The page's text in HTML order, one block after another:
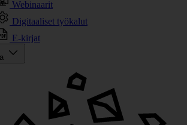
Webinaarit
Digitaaliset työkalut
E-kirjat